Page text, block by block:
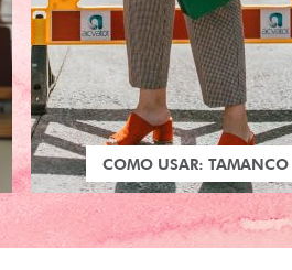
COMO USAR: TAMANCO